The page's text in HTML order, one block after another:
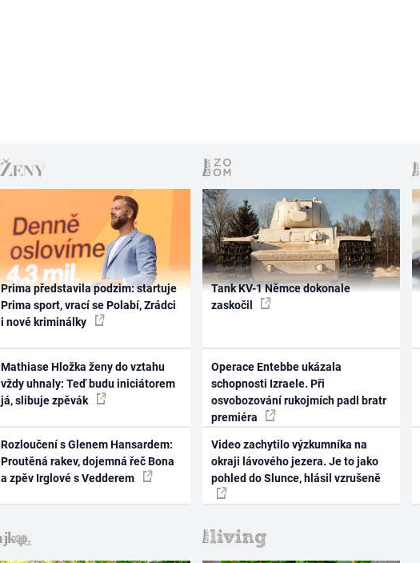
Prima představila podzim: startuje
Prima sport, vrací se Polabí, Zrádci
i nové kriminálky
Mathiase Hložka ženy do vztahu
vždy uhnaly: Teď budu iniciátorem
já, slibuje zpěvák
Rozloučení s Glenem Hansardem:
Proutěná rakev, dojemná řeč Bona
a zpěv Irglové s Vedderem
Tank KV-1 Němce dokonale
zaskočil
Operace Entebbe ukázala
schopnosti Izraele. Při
osvobozování rukojmích padl bratr
premiéra
Video zachytilo výzkumníka na
okraji lávového jezera. Je to jako
pohled do Slunce, hlásil vzrušeně